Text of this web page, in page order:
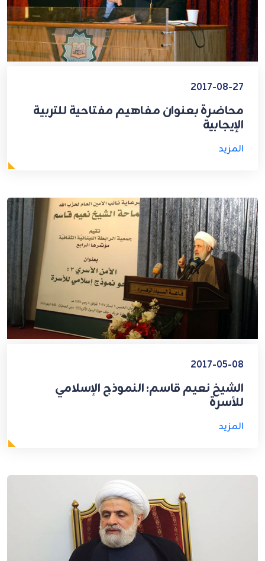
2017-08-27
محاضرة بعنوان مفاهيم مفتاحية للتربية
الإيجابية
المزيد
2017-05-08
الشيخ نعيم قاسم: النموذج الإسلامي
للأسرة
المزيد